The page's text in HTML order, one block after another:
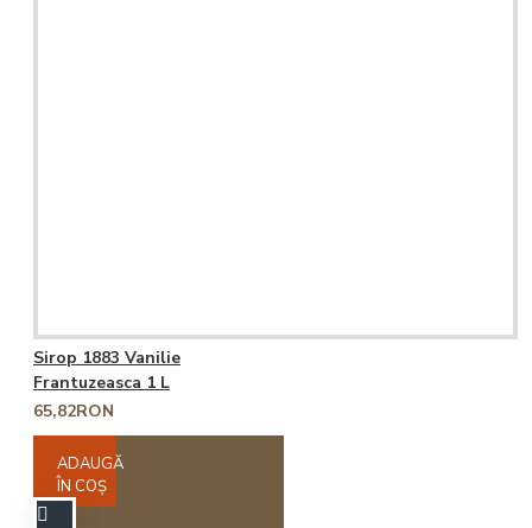
Sirop 1883 Vanilie
Frantuzeasca 1 L
65,82RON
ADAUGĂ
ÎN COŞ